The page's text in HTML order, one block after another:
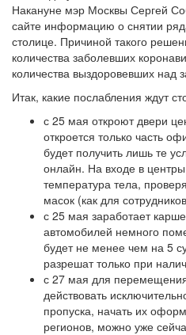
Накануне мэр Москвы Сергей
сайте информацию о снятии
столице. Причиной такого
количества заболевших
количества выздоровевших
Итак, какие послабления ждут
с 25 мая откроют двери
откроется только часть
будет получить лишь те
онлайн. На входе в
температура тела,
масок (как для
с 25 мая заработает
автомобилей немного
будет не менее чем на 5
разрешат только при
с 27 мая для
действовать
пропуска, начать их
регионов, можно уже